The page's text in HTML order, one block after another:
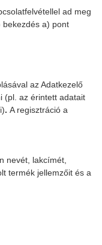
ad meg
bekezdés a) pont
az Adatkezelő
(pl. az érintett adatait
. A regisztráció a
nevét, lakcímét,
termék jellemzőit és a